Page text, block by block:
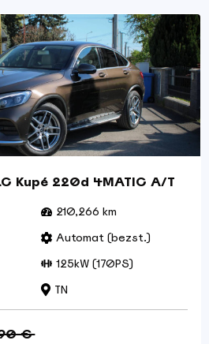
Kupé 220d 4MATIC A/T
210,266 km
Automat (bezst.)
125kW (170PS)
TN
€